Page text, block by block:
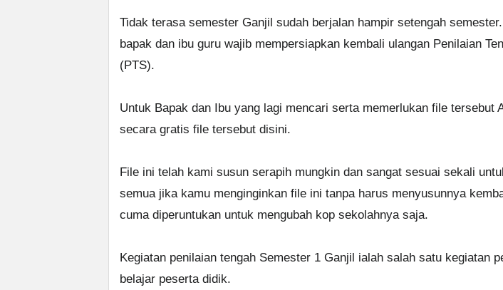
Tidak terasa semester Ganjil sudah berjalan hampir setengah
bapak dan ibu guru wajib mempersiapkan kembali ulangan Penilaian
(PTS).
Untuk Bapak dan Ibu yang lagi mencari serta memerlukan file tersebut
secara gratis file tersebut disini.
File ini telah kami susun serapih mungkin dan sangat sesuai sekali
semua jika kamu menginginkan file ini tanpa harus menyusunnya
cuma diperuntukan untuk mengubah kop sekolahnya saja.
Kegiatan penilaian tengah Semester 1 Ganjil ialah salah satu kegiatan
belajar peserta didik.